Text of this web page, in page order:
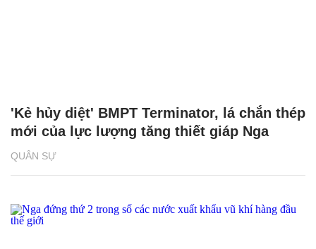
QUÂN SỰ
'Kẻ hủy diệt' BMPT Terminator, lá chắn thép
mới của lực lượng tăng thiết giáp Nga